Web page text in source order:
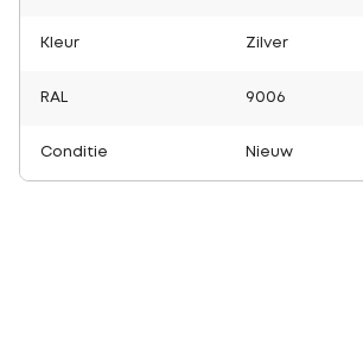
Kleur Zilver
RAL 9006
Conditie Nieuw